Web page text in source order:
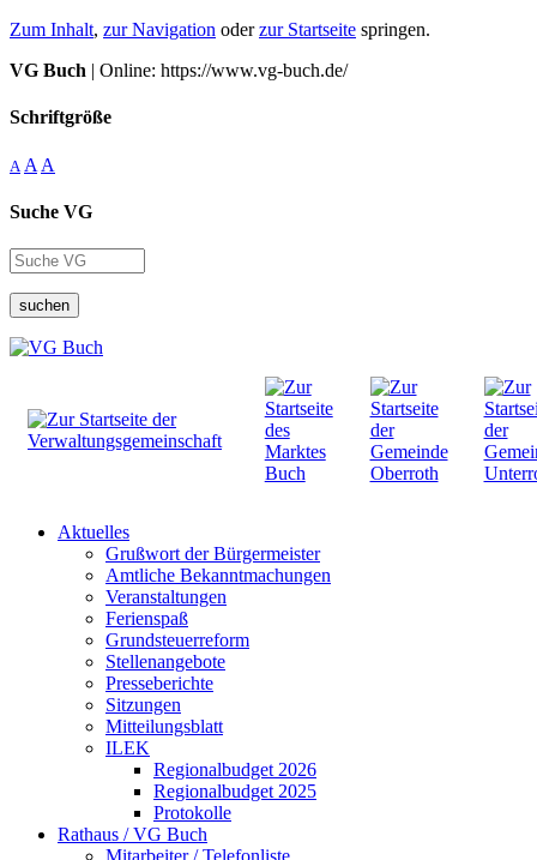
Zum Inhalt, zur Navigation oderzur Startseite springen.
VG Buch | Online: https://www.vg-buch.de/
Schriftgröße
A A A
Suche VG
suchen
Aktuelles
Grußwort der Bürgermeister
Amtliche Bekanntmachungen
Veranstaltungen
Ferienspaß
Grundsteuerreform
Stellenangebote
Presseberichte
Sitzungen
Mitteilungsblatt
ILEK
Regionalbudget 2026
Regionalbudget 2025
Protokolle
Rathaus / VG Buch
Mitarbeiter / Telefonliste